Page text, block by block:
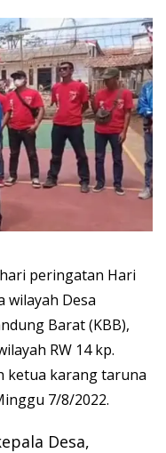
peringatan Hari
wilayah Desa
Barat (KBB),
RW 14 kp.
ketua karang taruna
7/8/2022.
Desa,